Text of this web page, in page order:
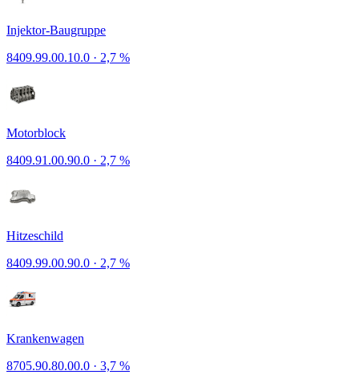
Injektor-Baugruppe
8409.99.00.10.0 · 2,7 %
Motorblock
8409.91.00.90.0 · 2,7 %
Hitzeschild
8409.99.00.90.0 · 2,7 %
Krankenwagen
8705.90.80.00.0 · 3,7 %